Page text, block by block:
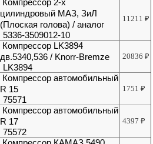
Компрессор 2-х
цилиндровый МАЗ, ЗиЛ
(Плоская голова) / аналог
5336-3509012-10
11211₽
Компрессор LK3894
дв.5340,536 / Knorr-Bremze
LK3894
20836₽
Компрессор автомобильный
R 15
75571
1751₽
Компрессор автомобильный
R 17
75572
4397₽